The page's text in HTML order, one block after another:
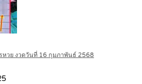
หวย งวดวันที่ 16 กุมภาพันธ์ 2568